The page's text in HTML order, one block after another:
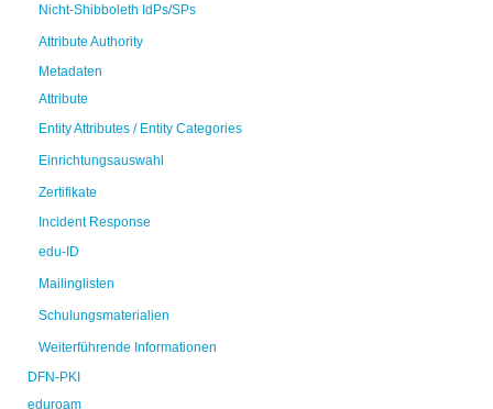
Nicht-Shibboleth IdPs/SPs
Attribute Authority
Metadaten
Attribute
Entity Attributes / Entity Categories
Einrichtungsauswahl
Zertifikate
Incident Response
edu-ID
Mailinglisten
Schulungsmaterialien
Weiterführende Informationen
DFN-PKI
eduroam